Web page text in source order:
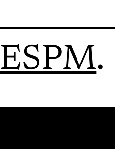
ESPM.